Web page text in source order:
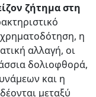
ζήτημα στη
η
αλλαγή, οι
δολιοφθορά,
και η
μεταξύ